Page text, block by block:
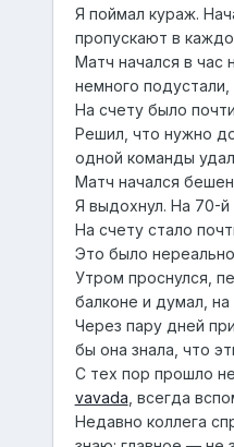
Я поймал кураж.
пропускают в
Матч начался в час
немного
На счету было
Решил, что нужно
одной команды
Матч начался
Я выдохнул. На 70-й
На счету стало
Это было
Утром проснулся,
балконе и думал,
Через пару дней
бы она знала, что
С тех пор прошло
vavada , всегда
Недавно коллега